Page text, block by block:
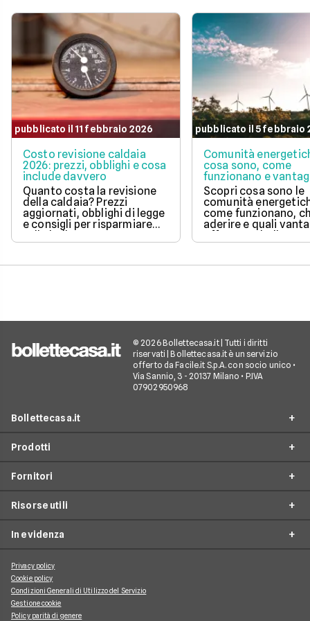
all'andamento aggiornato
del mercato dell'energia
naturale.
conveniente per te
quelle proposte da
Illumia e Ajò Energia
risparmiare fin da
pubblicato il 11 febbraio 2026
Costo revisione caldaia
2026: prezzi, obblighi e cosa
include davvero
Quanto costa la revisione
della caldaia? Prezzi
aggiornati, obblighi di legge
e consigli per risparmiare
sulla bolletta gas.
pubblicato il 5 febbraio
Comunità
cosa sono, come
funzionano e
Scopri cosa sono le
comunità
come funzionano,
aderire e quali
offrono su bolletta e
sostenibilità.
© 2026 Bollettecasa.it | Tutti i diritti
riservati | Bollettecasa.it è un servizio
offerto da Facile.it S.p.A. con socio unico •
Via Sannio, 3 - 20137 Milano • P.IVA
07902950968
Bollettecasa.it
Contatti
Servizio clienti
Prodotti
Offerte Internet Casa
Offerte Telefonia mobile
Fornitori
Provider Internet
Piattaforme Streaming e Pay-TV
Risorse utili
Guide internet casa
Guide alla telefonia mobile
Guide allo streaming tv
In evidenza
Aggiornamenti su Luce e Gas
Approfondimenti Internet Casa
Argomenti di Telefonia Mobile
Privacy policy
Cookie policy
Condizioni Generali di Utilizzo del Servizio
Gestione cookie
Policy parità di genere